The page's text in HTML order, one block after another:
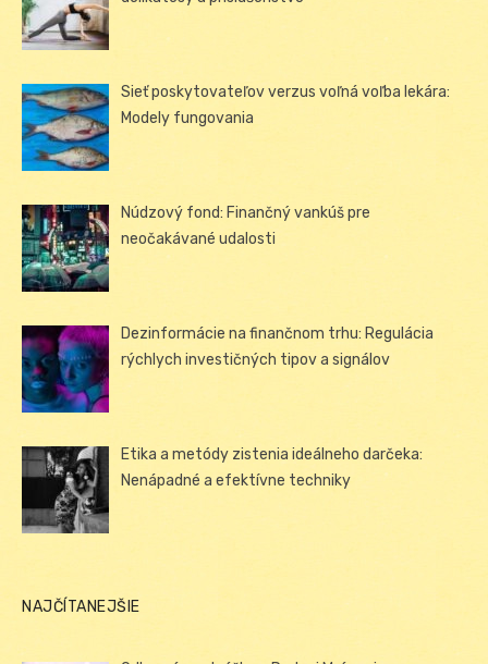
Sieť poskytovateľov verzus voľná voľba lekára:
Modely fungovania
Núdzový fond: Finančný vankúš pre
neočakávané udalosti
Dezinformácie na finančnom trhu: Regulácia
rýchlych investičných tipov a signálov
Etika a metódy zistenia ideálneho darčeka:
Nenápadné a efektívne techniky
NAJČÍTANEJŠIE